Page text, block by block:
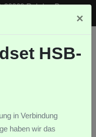
32369 Rahden-Pr.
×
HSB-
in Verbindung
haben wir das